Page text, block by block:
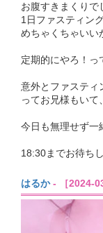
お腹すきまくりで
1日ファスティン
めちゃくちゃい
定期的にやろ！っ
意外とファスティ
ってお兄様もいて
今日も無理せず一
18:30までお待ち
はるか- ［2024-